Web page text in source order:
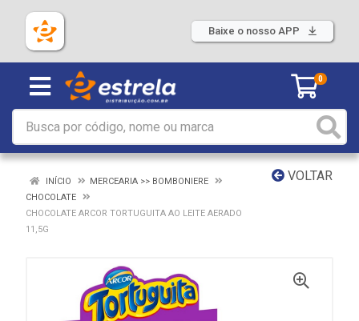
Baixe o nosso APP
0
VOLTAR
INÍCIO
MERCEARIA >> BOMBONIERE
CHOCOLATE
CHOCOLATE ARCOR TORTUGUITA AO LEITE AERADO
11,5G